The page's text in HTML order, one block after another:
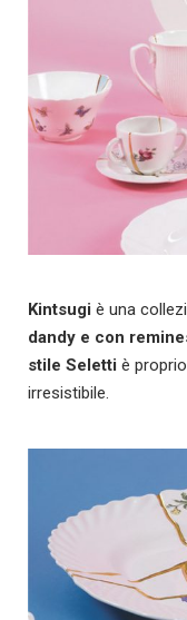
Kintsugi è una
dandy e con
stile Seletti è
irresistibile.